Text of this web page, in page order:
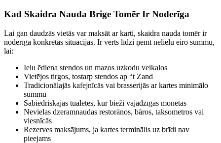
Kad Skaidra Nauda Brige Tomēr Ir Noderīga
Lai gan daudzās vietās var maksāt ar karti, skaidra nauda tomēr ir
noderīga konkrētās situācijās. Ir vērts līdzi ņemt nelielu eiro summu,
lai:
Ielu ēdiena stendos un mazos uzkodu veikalos
Vietējos tirgos, tostarp stendos ap “t Zand
Tradicionālajās kafejnīcās vai brasserijās ar kartes minimālo
summu
Sabiedriskajās tualetēs, kur bieži vajadzīgas monētas
Nevielas dzeramnaudas restorānos, bāros, taksometros vai
viesnīcās
Rezerves maksājums, ja kartes terminālis uz brīdi nav
pieejams